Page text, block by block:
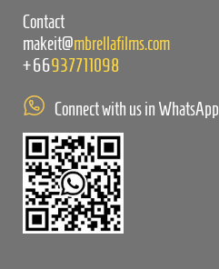
Contact
makeit@mbrellafilms.com
+66937711098
Connect with us in WhatsApp